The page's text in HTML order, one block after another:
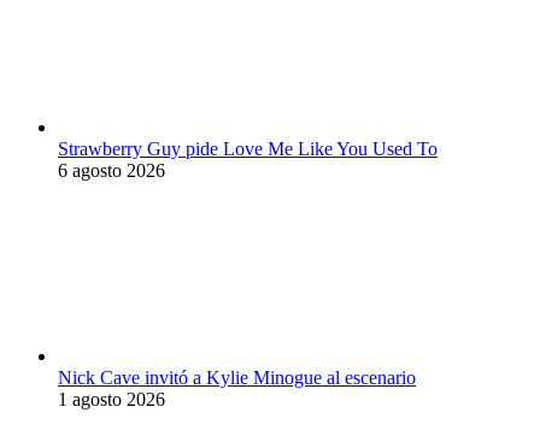
Strawberry Guy pide Love Me Like You Used To
6 agosto 2026
Nick Cave invitó a Kylie Minogue al escenario
1 agosto 2026